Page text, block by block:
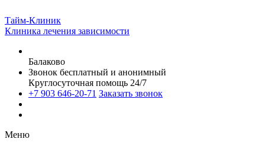
Тайм-Клиник
Клиника лечения зависимости
Балаково
Звонок бесплатный и анонимный
Круглосуточная помощь 24/7
+7 903 646-20-71 Заказать звонок
Меню